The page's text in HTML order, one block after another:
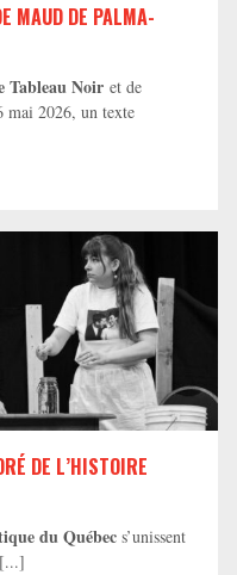
MAUD DE PALMA-
Tableau Noir et de
mai 2026, un texte
DE L’HISTOIRE
du Québec s’unissent
[...]